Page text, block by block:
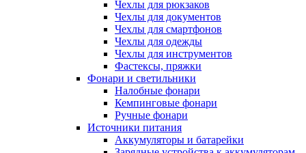
Чехлы для рюкзаков
Чехлы для документов
Чехлы для смартфонов
Чехлы для одежды
Чехлы для инструментов
Фастексы, пряжки
Фонари и светильники
Налобные фонари
Кемпинговые фонари
Ручные фонари
Источники питания
Аккумуляторы и батарейки